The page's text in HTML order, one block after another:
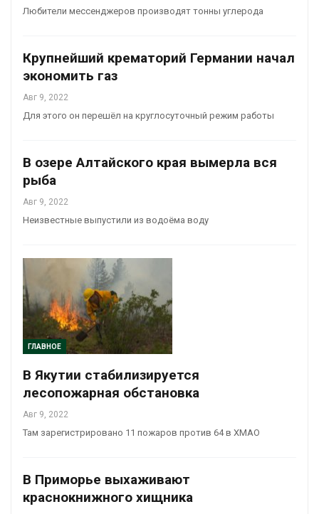
Любители мессенджеров производят тонны углерода
Крупнейший крематорий Германии начал
экономить газ
Авг 9, 2022
Для этого он перешёл на круглосуточный режим работы
В озере Алтайского края вымерла вся
рыба
Авг 9, 2022
Неизвестные выпустили из водоёма воду
ГЛАВНОЕ
В Якутии стабилизируется
лесопожарная обстановка
Авг 9, 2022
Там зарегистрировано 11 пожаров против 64 в ХМАО
В Приморье выхаживают
краснокнижного хищника